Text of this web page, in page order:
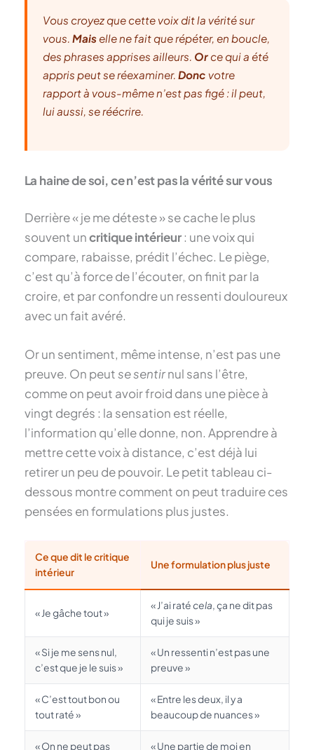
Vous croyez que cette voix dit la vérité sur
vous. Maiselle ne fait que répéter, en boucle,
des phrases apprises ailleurs. Orce qui a été
appris peut se réexaminer. Donc votre
rapport à vous-même n’est pas figé : il peut,
lui aussi, se réécrire.
La haine de soi, ce n’est pas la vérité sur vous
Derrière « je me déteste » se cache le plus
souvent uncritique intérieur: une voix qui
compare, rabaisse, prédit l’échec. Le piège,
c’est qu’à force de l’écouter, on finit par la
croire, et par confondre un ressenti douloureux
avec un fait avéré.
Or un sentiment, même intense, n’est pas une
preuve. On peutse sentirnul sans l’être,
comme on peut avoir froid dans une pièce à
vingt degrés : la sensation est réelle,
l’information qu’elle donne, non. Apprendre à
mettre cette voix à distance, c’est déjà lui
retirer un peu de pouvoir. Le petit tableau ci-
dessous montre comment on peut traduire ces
pensées en formulations plus justes.
Ce que dit le critique
intérieur
Une formulation plus juste
« Je gâche tout »
« J’ai ratécela, ça ne dit pas
qui je suis »
« Si je me sens nul,
c’est que je le suis »
« Un ressenti n’est pas une
preuve »
« C’est tout bon ou
tout raté »
« Entre les deux, il y a
beaucoup de nuances »
« On ne peut pas « Une partie de moi en